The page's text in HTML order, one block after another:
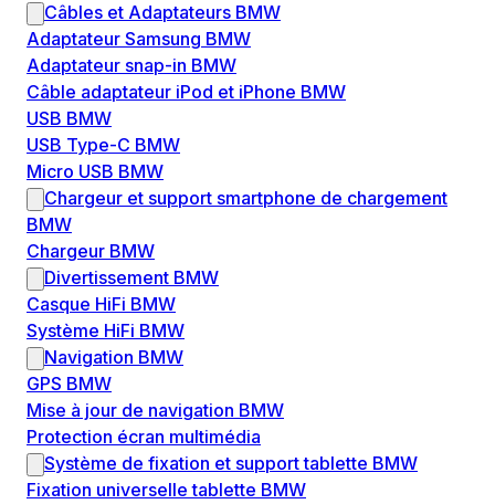
Câbles et Adaptateurs BMW
Adaptateur Samsung BMW
Adaptateur snap-in BMW
Câble adaptateur iPod et iPhone BMW
USB BMW
USB Type-C BMW
Micro USB BMW
Chargeur et support smartphone de chargement
BMW
Chargeur BMW
Divertissement BMW
Casque HiFi BMW
Système HiFi BMW
Navigation BMW
GPS BMW
Mise à jour de navigation BMW
Protection écran multimédia
Système de fixation et support tablette BMW
Fixation universelle tablette BMW